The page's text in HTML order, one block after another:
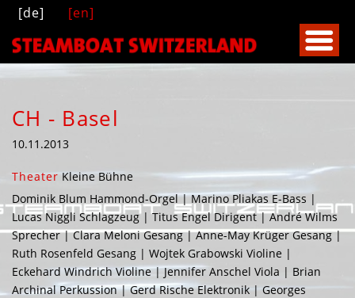
[de] [en]
CH - Basel
10.11.2013
Theater Kleine Bühne
Dominik Blum Hammond-Orgel | Marino Pliakas E-Bass |
Lucas Niggli Schlagzeug | Titus Engel Dirigent | André Wilms
Sprecher | Clara Meloni Gesang | Anne-May Krüger Gesang |
Ruth Rosenfeld Gesang | Wojtek Grabowski Violine |
Eckehard Windrich Violine | Jennifer Anschel Viola | Brian
Archinal Perkussion | Gerd Rische Elektronik | Georges